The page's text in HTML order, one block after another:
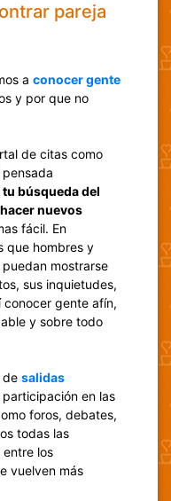
pareja
a conocer gente
y por que no
de citas como
tu búsqueda del
nuevos
fácil. En
que hombres y
mostrarse
sus inquietudes,
conocer gente afín,
y sobre todo
de salidas
en las
foros, debates,
todas las
los
vuelven más